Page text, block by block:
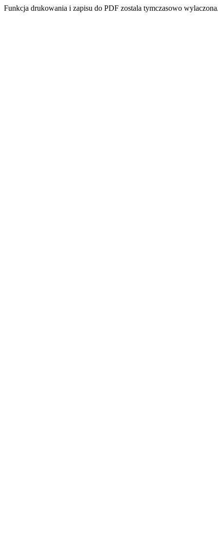
Funkcja drukowania i zapisu do PDF zostala tymczasowo